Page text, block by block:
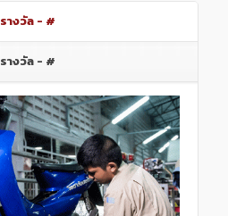
รางวัล - #
รางวัล - #